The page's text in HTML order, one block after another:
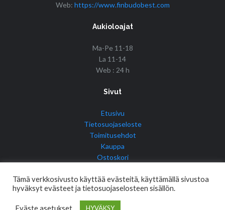
Web: https://www.finbudobest.com
Aukioloajat
Ma-Pe 11-18
La 11-14
Web : 24 h
Sivut
Etusivu
Tietosuojaseloste
Toimitusehdot
Kauppa
Ostoskori
Tämä verkkosivusto käyttää evästeitä, käyttämällä sivustoa
hyväksyt evästeet ja tietosuojaselosteen sisällön.
Eväste asetukset HYVÄKSY